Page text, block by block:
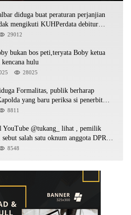
diduga buat peraturan perjanjian
mengikuti KUHPerdata debitur
dengan aturan diduga tanpa dasar
29012
bukan bos peti,teryata Boby ketua
hulu
28025
Formalitas, publik berharap
yang baru periksa si penerbit
diduga lepaskan DPO
8811
YouTube @tukang_ lihat , pemilik
salah satu oknum anggota DPRD
sebagai cukong peti Kapolda yang
8548